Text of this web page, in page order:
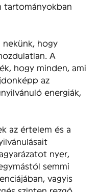
tartományokban
nekünk, hogy
A
hogy minden, ami
az
energiák,
az értelem és a
nyer,
semmi
vagyis
szinten rezgő